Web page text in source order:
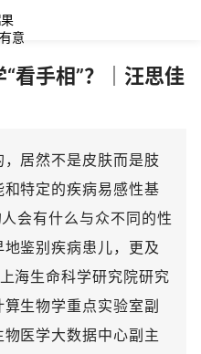
看手相”？｜汪思佳
居然不是皮肤而是肢
特定的疾病易感性基
会有什么与众不同的性
鉴别疾病患儿，更及
海生命科学研究院研究
生物学重点实验室副
医学大数据中心副主